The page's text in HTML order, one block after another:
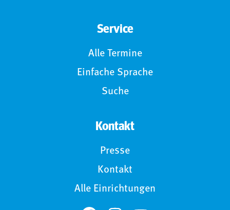
Service
Alle Termine
Einfache Sprache
Suche
Kontakt
Presse
Kontakt
Alle Einrichtungen